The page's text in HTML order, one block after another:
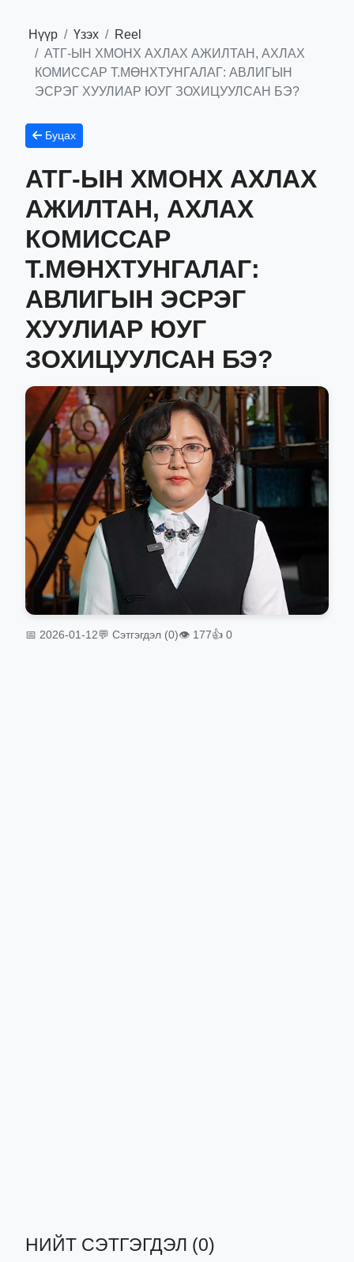
Нүүр Үзэх
Reel
АТГ-ЫН ХМОНХ АХЛАХ АЖИЛТАН, АХЛАХ
КОМИССАР Т.МӨНХТУНГАЛАГ: АВЛИГЫН
ЭСРЭГ ХУУЛИАР ЮУГ ЗОХИЦУУЛСАН БЭ?
Буцах
АТГ-ЫН ХМОНХ АХЛАХ
АЖИЛТАН, АХЛАХ
КОМИССАР
Т.МӨНХТУНГАЛАГ:
АВЛИГЫН ЭСРЭГ
ХУУЛИАР ЮУГ
ЗОХИЦУУЛСАН БЭ?
📅 2026-01-12💬 Сэтгэгдэл (0)👁 177👍 0
НИЙТ СЭТГЭГДЭЛ (0)